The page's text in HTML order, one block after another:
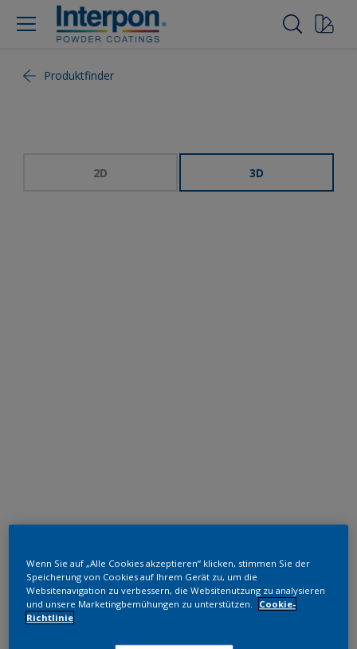
Produktfinder
2D 3D
RAL 6009
SK309G
Wenn Sie auf „Alle Cookies akzeptieren“ klicken, stimmen Sie der
Speicherung von Cookies auf Ihrem Gerät zu, um die
Websitenavigation zu verbessern, die Websitenutzung zu analysieren
und unsere Marketingbemühungen zu unterstützen.
Cookie-
Richtlinie